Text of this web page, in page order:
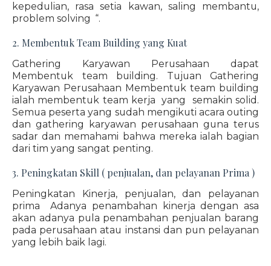
kepedulian, rasa setia kawan, saling membantu,
problem solving “.
2. Membentuk Team Building yang Kuat
Gathering Karyawan Perusahaan dapat
Membentuk team building. Tujuan Gathering
Karyawan Perusahaan Membentuk team building
ialah membentuk team kerja yang semakin solid.
Semua peserta yang sudah mengikuti acara outing
dan gathering karyawan perusahaan guna terus
sadar dan memahami bahwa mereka ialah bagian
dari tim yang sangat penting.
3. Peningkatan Skill ( penjualan, dan pelayanan Prima )
Peningkatan Kinerja, penjualan, dan pelayanan
prima Adanya penambahan kinerja dengan asa
akan adanya pula penambahan penjualan barang
pada perusahaan atau instansi dan pun pelayanan
yang lebih baik lagi.